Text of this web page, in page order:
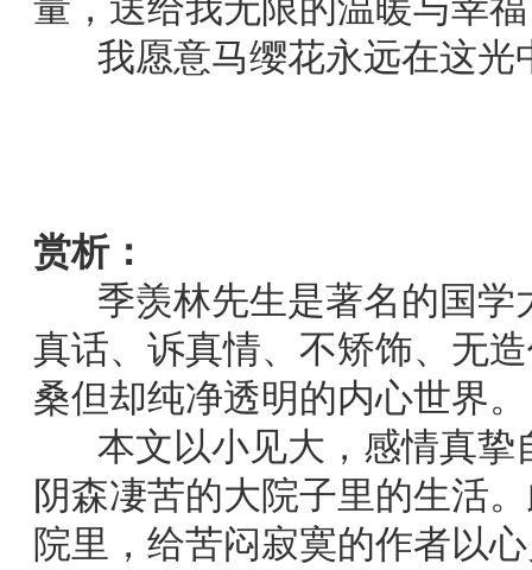
我愿意马缨花永远在这光
赏析：
季羡林先生是著名的国学
真话、诉真情、不矫饰、无
桑但却纯净透明的内心世界。
本文以小见大，感情真挚
阴森凄苦的大院子里的生活
院里，给苦闷寂寞的作者以